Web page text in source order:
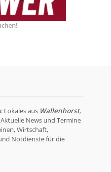
: Lokales aus Wallenhorst,
News und Termine
Wirtschaft,
Notdienste für die